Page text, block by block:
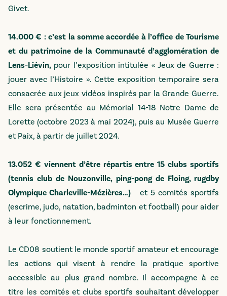
Givet.
14.000 € : c’est la somme accordée à l’office de Tourisme
et du patrimoine de la Communauté d’agglomération de
Lens-Liévin, pour l’exposition intitulée « Jeux de Guerre :
jouer avec l’Histoire ». Cette exposition temporaire sera
consacrée aux jeux vidéos inspirés par la Grande Guerre.
Elle sera présentée au Mémorial 14-18 Notre Dame de
Lorette (octobre 2023 à mai 2024), puis au Musée Guerre
et Paix, à partir de juillet 2024.
13.052 € viennent d’être répartis entre 15 clubs sportifs
(tennis club de Nouzonville, ping-pong de Floing, rugdby
Olympique Charleville-Mézières…) et 5 comités sportifs
(escrime, judo, natation, badminton et football) pour aider
à leur fonctionnement.
Le CD08 soutient le monde sportif amateur et encourage
les actions qui visent à rendre la pratique sportive
accessible au plus grand nombre. Il accompagne à ce
titre les comités et clubs sportifs souhaitant développer